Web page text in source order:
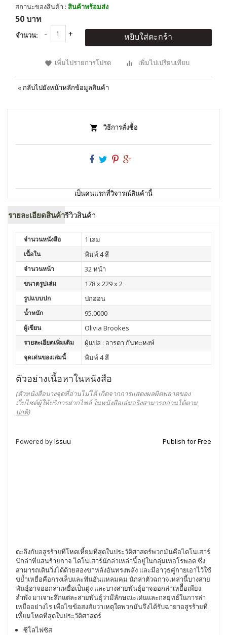
สถานะของสินค้า : สินค้าพร้อมส่ง
50 บาท
จำนวน: หยิบใส่ตะกร้า
เพิ่มไปรายการโปรด เพิ่มไปเปรียบเทียบ
« กลับไปยังหน้าหลักข้อมูลสินค้า
วิธีการสั่งซื้อ
เป็นคนแรกที่วิจารณ์สินค้านี้
รายละเอียดสินค้ารีวิวสินค้า
จำนวนหนังสือ 1 เล่ม
เนื้อใน พิมพ์ 4 สี
จำนวนหน้า 32 หน้า
ขนาดรูปเล่ม 178 x 229 x 2
รูปแบบปก ปกอ่อน
น้ำหนัก 95.0000
ผู้เขียน Olivia Brookes
รายละเอียดเพิ่มเติม ผู้แปล : อารดา กันทะหงษ์
จุดเด่นของเล่มนี้ พิมพ์ 4 สี
ตัวอย่างเนื้อหาในหนังสือ
(ตัวหนังสือบางจุดที่อ่านไม่ได้ เกิดจากการแสดงผลผิดพลาดของ
เว็บไซต์ผู้ให้บริการฝากไฟล์ ในหนังสือเล่มจริงสามารถอ่านได้ตาม
ปกติ)
Powered byIssuu Publish for Free
ตะลึงกับอสูรร้ายที่โหดเหี้ยมที่สุดในประวัติศาสตร์พวกมันคือไดโนเสาร์
นักล่าที่แสนร้ายกาจ ไดโนเสาร์นักล่าเหล่านี้อยู่ในกลุ่มเทอโรพอด ซึ่ง
สามารถเดินวิ่งได้ด้วยสองขาหลังอันทรงพลัง และมีอาวุธคู่กายเอาไว้ใช้
ขย้ำเหยื่อคือกรงเล็บและฟันอันแหลมคม นักล่าตัวฉกาจเหล่านี้บางสาย
พันธุ์อาจออกล่าเหยื่อเป็นฝูง และบางสายพันธุ์อาจออกล่าเหยืื่อเพียง
ลำพัง มาเจาะลึกแต่ละสายพันธุ์ว่ามีลักษณะเด่นและกลยุทธ์ในการล่า
เหยื่ออย่างไร เพื่อไขข้อสงสัยว่าเหตุใดพวกมันจึงได้รับฉายาอสูรร้ายที่
เหี้ยมโหดที่สุดในประวัติศาสตร์
ซีโลไฟซิส